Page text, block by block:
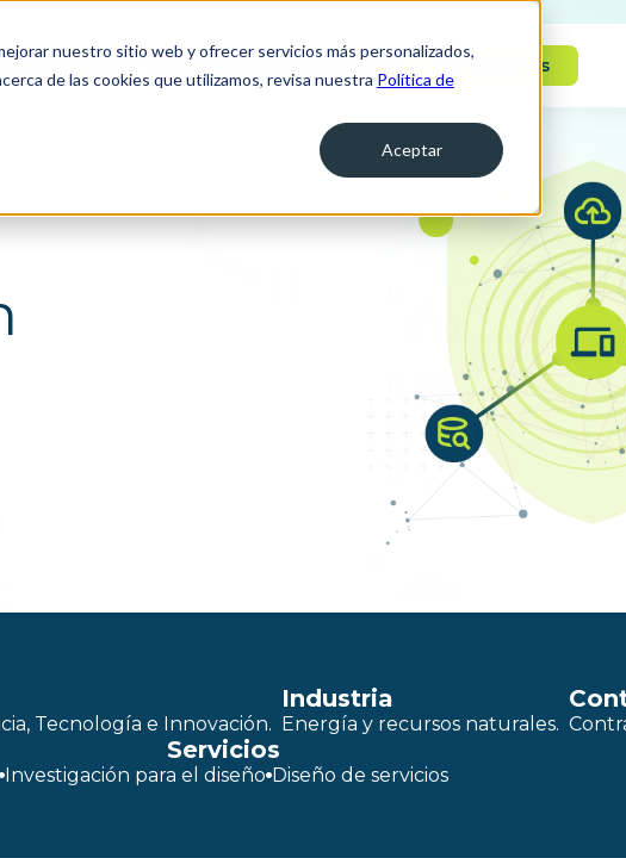
nuestro sitio web y ofrecer servicios más personalizados,
de las cookies que utilizamos, revisa nuestra Política de
Aceptar
Centro de Experiencia Digital para
Proyectos Acerca de Contáctanos
Tecnología e Innovación.
Industria
Energía y recursos naturales.
Servicios
Investigación para el diseño Diseño de servicios